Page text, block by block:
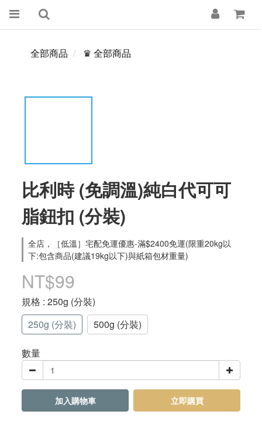
全部商品 ♛ 全部商品
比利時 (免調溫)純白代可可
脂鈕扣 (分裝)
全店，［低溫］宅配免運優惠-滿$2400免運(限重20kg以
下:包含商品(建議19kg以下)與紙箱包材重量)
NT$99
規格 : 250g (分裝)
250g (分裝)
500g (分裝)
數量
加入購物車 立即購買